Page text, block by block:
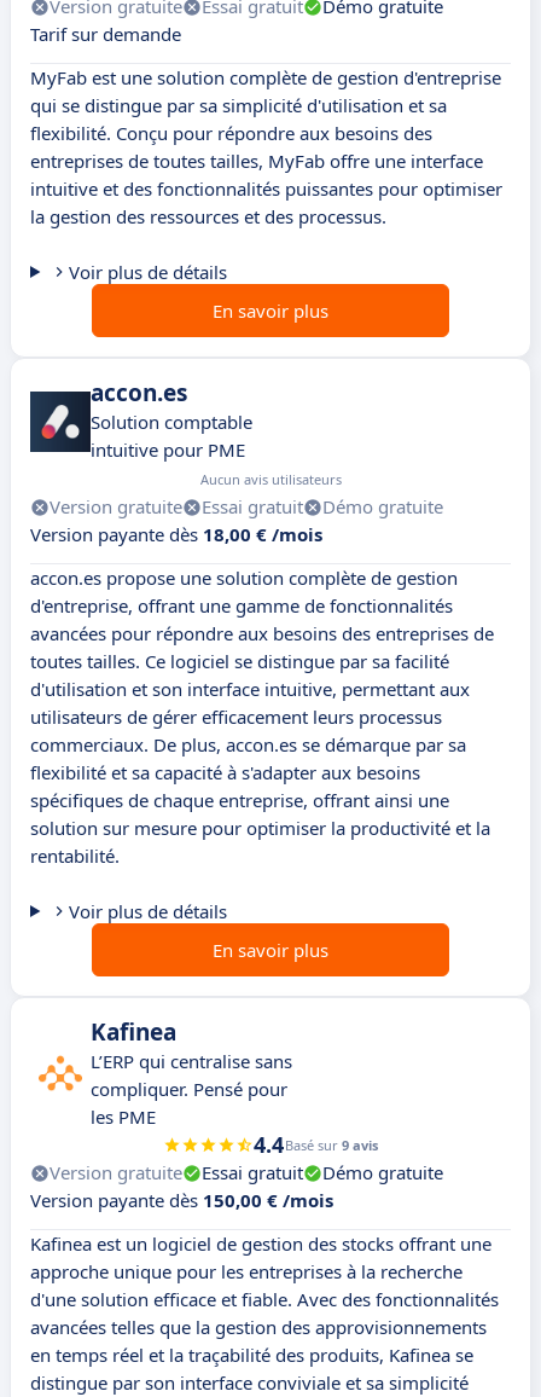
Version gratuite Essai gratuit
Démo gratuite
Tarif sur demande
MyFab est une solution complète de gestion d'entreprise
qui se distingue par sa simplicité d'utilisation et sa
flexibilité. Conçu pour répondre aux besoins des
entreprises de toutes tailles, MyFab offre une interface
intuitive et des fonctionnalités puissantes pour optimiser
la gestion des ressources et des processus.
Voir plus de détails
En savoir plus
accon.es
Solution comptable
intuitive pour PME
Aucun avis utilisateurs
Version gratuite Essai gratuit
Démo gratuite
Version payante dès 18,00 € /mois
accon.es propose une solution complète de gestion
d'entreprise, offrant une gamme de fonctionnalités
avancées pour répondre aux besoins des entreprises de
toutes tailles. Ce logiciel se distingue par sa facilité
d'utilisation et son interface intuitive, permettant aux
utilisateurs de gérer efficacement leurs processus
commerciaux. De plus, accon.es se démarque par sa
flexibilité et sa capacité à s'adapter aux besoins
spécifiques de chaque entreprise, offrant ainsi une
solution sur mesure pour optimiser la productivité et la
rentabilité.
Voir plus de détails
En savoir plus
Kafinea
L’ERP qui centralise sans
compliquer. Pensé pour
les PME
4.4Basé sur 9 avis
Version gratuite Essai gratuit
Démo gratuite
Version payante dès 150,00 € /mois
Kafinea est un logiciel de gestion des stocks offrant une
approche unique pour les entreprises à la recherche
d'une solution efficace et fiable. Avec des fonctionnalités
avancées telles que la gestion des approvisionnements
en temps réel et la traçabilité des produits, Kafinea se
distingue par son interface conviviale et sa simplicité